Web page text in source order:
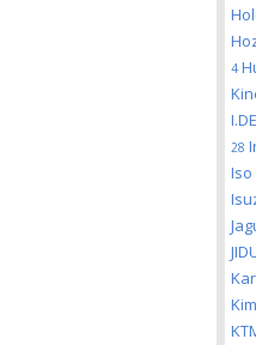
4
28
Iso